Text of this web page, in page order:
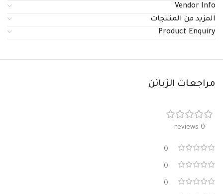
Vendor Info
المزيد من المنتجات
Product Enquiry
مراجعات الزبائن
0 reviews
0
0
0